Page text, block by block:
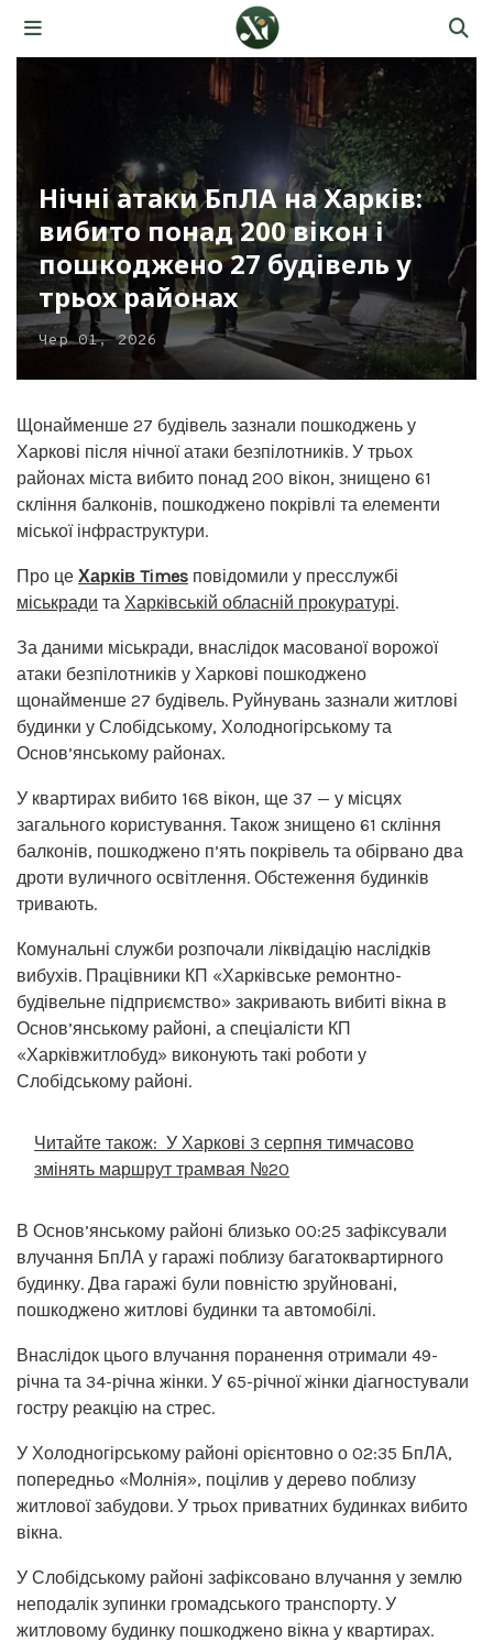
Нічні атаки БпЛА на Харків:
вибито понад 200 вікон і
пошкоджено 27 будівель у
трьох районах
Чер 01, 2026
Щонайменше 27 будівель зазнали пошкоджень у
Харкові після нічної атаки безпілотників. У трьох
районах міста вибито понад 200 вікон, знищено 61
скління балконів, пошкоджено покрівлі та елементи
міської інфраструктури.
Про це Харків Times повідомили у пресслужбі
міськради та Харківській обласній прокуратурі.
За даними міськради, внаслідок масованої ворожої
атаки безпілотників у Харкові пошкоджено
щонайменше 27 будівель. Руйнувань зазнали житлові
будинки у Слобідському, Холодногірському та
Основ’янському районах.
У квартирах вибито 168 вікон, ще 37 — у місцях
загального користування. Також знищено 61 скління
балконів, пошкоджено п’ять покрівель та обірвано два
дроти вуличного освітлення. Обстеження будинків
тривають.
Комунальні служби розпочали ліквідацію наслідків
вибухів. Працівники КП «Харківське ремонтно-
будівельне підприємство» закривають вибиті вікна в
Основ’янському районі, а спеціалісти КП
«Харківжитлобуд» виконують такі роботи у
Слобідському районі.
Читайте також: У Харкові 3 серпня тимчасово
змінять маршрут трамвая №20
В Основ’янському районі близько 00:25 зафіксували
влучання БпЛА у гаражі поблизу багатоквартирного
будинку. Два гаражі були повністю зруйновані,
пошкоджено житлові будинки та автомобілі.
Внаслідок цього влучання поранення отримали 49-
річна та 34-річна жінки. У 65-річної жінки діагностували
гостру реакцію на стрес.
У Холодногірському районі орієнтовно о 02:35 БпЛА,
попередньо «Молнія», поцілив у дерево поблизу
житлової забудови. У трьох приватних будинках вибито
вікна.
У Слобідському районі зафіксовано влучання у землю
неподалік зупинки громадського транспорту. У
житловому будинку пошкоджено вікна у квартирах.